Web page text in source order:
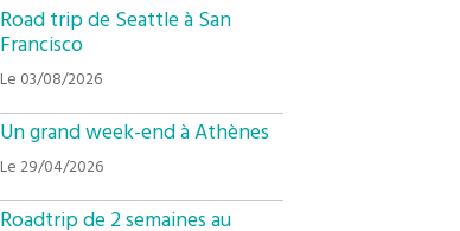
Road trip de Seattle à San
Francisco
Le 03/08/2026
Un grand week-end à Athènes
Le 29/04/2026
Roadtrip de 2 semaines au